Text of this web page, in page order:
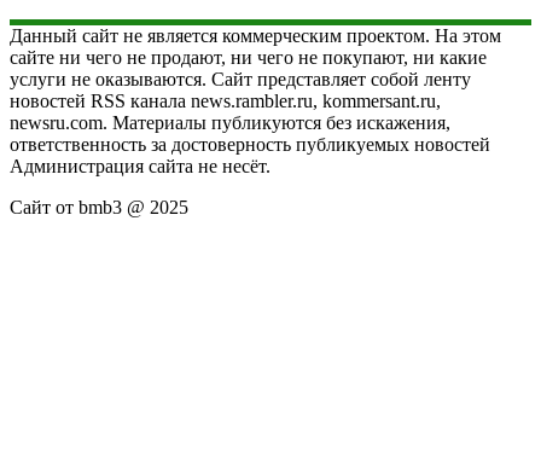
Данный сайт не является коммерческим проектом. На этом
сайте ни чего не продают, ни чего не покупают, ни какие
услуги не оказываются. Сайт представляет собой ленту
новостей RSS канала news.rambler.ru, kommersant.ru,
newsru.com. Материалы публикуются без искажения,
ответственность за достоверность публикуемых новостей
Администрация сайта не несёт.
Сайт от bmb3 @ 2025